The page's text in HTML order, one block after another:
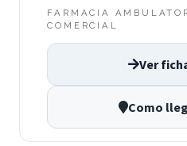
FARMACIA
COMERCIAL
Ver
Como